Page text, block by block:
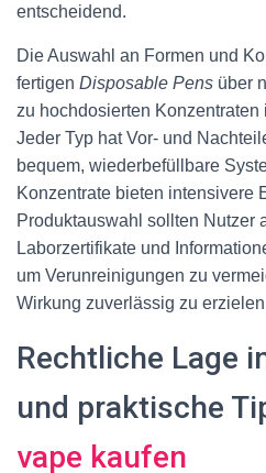
entscheidend.
Die Auswahl an Formen und
fertigen Disposable Pens über
zu hochdosierten
Jeder Typ hat Vor- und
bequem, wiederbefüllbare
Konzentrate bieten intensivere
Produktauswahl sollten Nutzer
Laborzertifikate und
um Verunreinigungen zu
Wirkung zuverlässig zu
Rechtliche Lage
und praktische
vape kaufen